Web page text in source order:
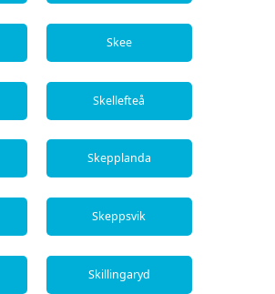
Skee
Skellefteå
Skepplanda
Skeppsvik
Skillingaryd